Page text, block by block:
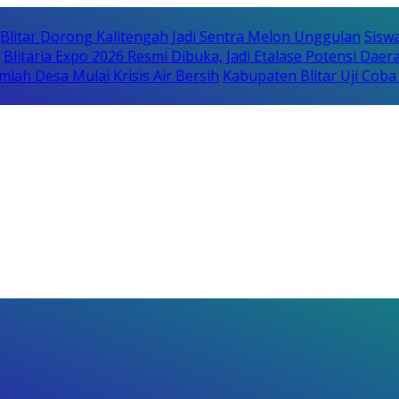
Dorong Kalitengah Jadi Sentra Melon Unggulan
Blitaria Expo 2026 Resmi Dibuka, Jadi Etalase Potensi
Desa Mulai Krisis Air Bersih Kabupaten Blitar Uji